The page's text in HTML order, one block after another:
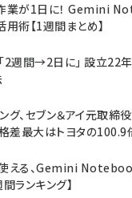
業が1日に！ Gemini
術【1週間まとめ】
2週間→2日に」 設立22
グ、セブン＆アイ元取締
差最大はトヨタの100.9
える、Gemini
ランキング】